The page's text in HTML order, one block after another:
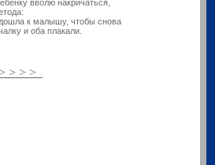
вволю накричаться,
к малышу, чтобы снова
и оба плакали.
> > >